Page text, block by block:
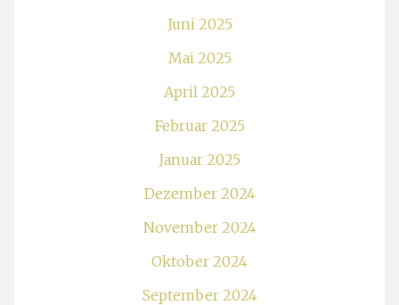
Juni 2025
Mai 2025
April 2025
Februar 2025
Januar 2025
Dezember 2024
November 2024
Oktober 2024
September 2024